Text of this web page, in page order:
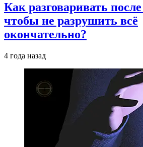
Как разговаривать
чтобы не разрушить всё
окончательно?
4 года назад